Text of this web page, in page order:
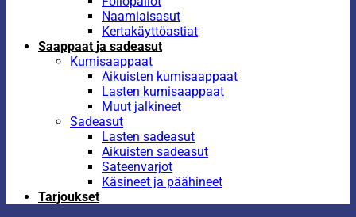
Naamiaisasut
Kertakäyttöastiat
Saappaat ja sadeasut
Kumisaappaat
Aikuisten kumisaappaat
Lasten kumisaappaat
Muut jalkineet
Sadeasut
Lasten sadeasut
Aikuisten sadeasut
Sateenvarjot
Käsineet ja päähineet
Tarjoukset